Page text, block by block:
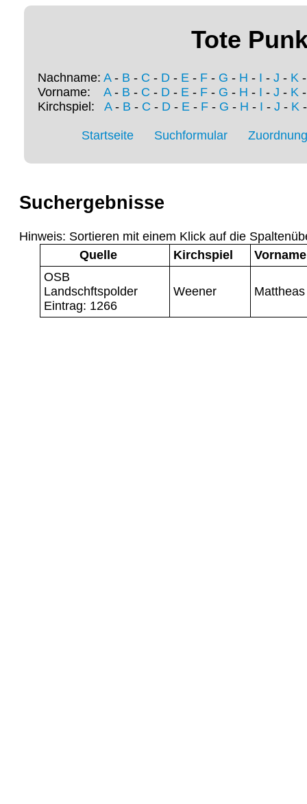
Tote
Nachname: A- B - C - D - E - F - G - H - I - J - K
Vorname: A- B - C - D - E - F - G - H - I - J - K
Kirchspiel: A- B - C - D- E- F- G - H - I - J - K
Startseite Suchformular
Suchergebnisse
Hinweis: Sortieren mit einem Klick auf die
Quelle
Kirchspiel
Vorname
OSB
Landschftspolder
Eintrag: 1266
Weener Mattheas